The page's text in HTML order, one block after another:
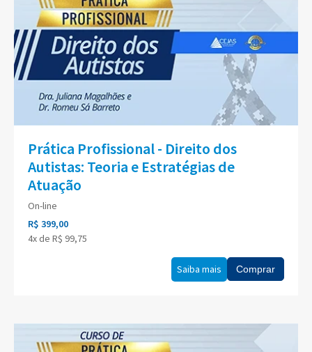
Prática Profissional - Direito dos
Autistas: Teoria e Estratégias de
Atuação
On-line
R$ 399,00
4x de R$ 99,75
Saiba mais Comprar